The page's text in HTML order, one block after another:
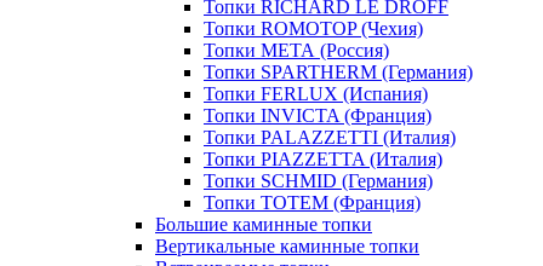
Топки RICHARD LE DROFF
Топки ROMOTOP (Чехия)
Топки МЕТА (Россия)
Топки SPARTHERM (Германия)
Топки FERLUX (Испания)
Топки INVICTA (Франция)
Топки PALAZZETTI (Италия)
Топки PIAZZETTA (Италия)
Топки SCHMID (Германия)
Топки TOTEM (Франция)
Большие каминные топки
Вертикальные каминные топки